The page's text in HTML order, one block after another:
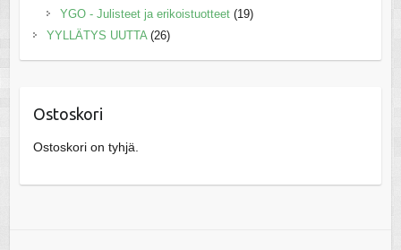
YGO - Julisteet ja erikoistuotteet (19)
YYLLÄTYS UUTTA (26)
Ostoskori
Ostoskori on tyhjä.